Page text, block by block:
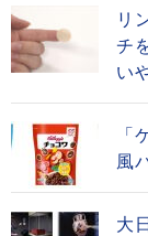
リ
チ
い
風
大